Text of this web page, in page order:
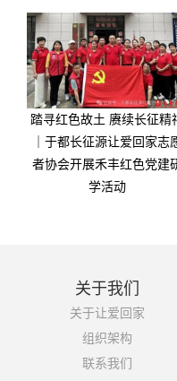
踏寻红色故土 赓续长征精
｜于都长征源让爱回家志
者协会开展禾丰红色党建
学活动
关于我们
关于让爱回家
组织架构
联系我们